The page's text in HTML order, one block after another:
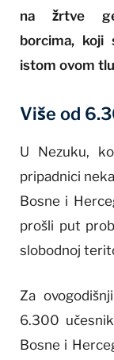
na žrtve
borcima, koji
istom ovom
Više od
U Nezuku,
pripadnici
Bosne i
prošli put
slobodnoj
Za
6.300
Bosne i